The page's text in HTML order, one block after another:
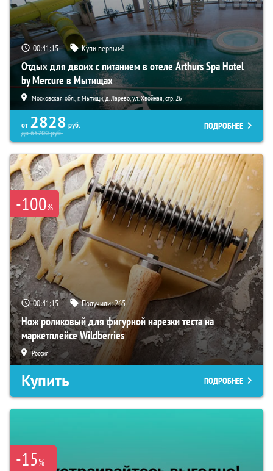
00:41:15 Купи первым!
Отдых для двоих с питанием в отеле Arthurs Spa Hotel
by Mercure в Мытищах
Московская обл., г. Мытищи, д. Ларево, ул. Хвойная, стр. 26
от 2828 руб.
до65700руб.
ПОДРОБНЕЕ
-100%
00:41:15 Получили:265
Нож роликовый для фигурной нарезки теста на
маркетплейсе Wildberries
Россия
Купить ПОДРОБНЕЕ
-15%